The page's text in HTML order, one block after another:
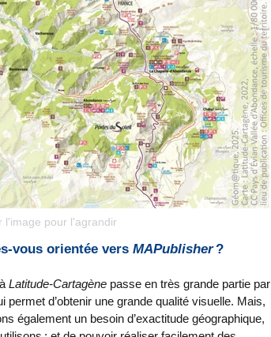
l'image pour l'agrandir
vous orientée vers MAPublisher?
Latitude-Cartagène passe en très grande partie par
permet d’obtenir une grande qualité visuelle. Mais,
également un besoin d’exactitude géographique,